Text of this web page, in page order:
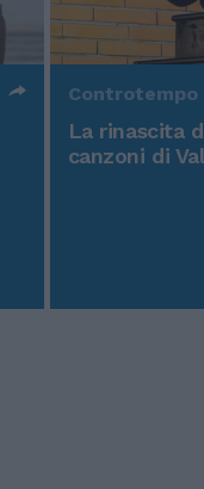
Controtempo
La rinascita
canzoni di